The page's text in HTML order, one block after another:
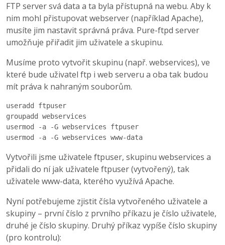
FTP server svá data a ta byla přístupná na webu. Aby k
nim mohl přistupovat webserver (například Apache),
musíte jim nastavit správná práva. Pure-ftpd server
umožňuje přiřadit jim uživatele a skupinu.
Musíme proto vytvořit skupinu (např. webservices), ve
které bude uživatel ftp i web serveru a oba tak budou
mít práva k nahraným souborům.
useradd ftpuser
groupadd webservices
usermod -a -G webservices ftpuser
usermod -a -G webservices www-data
Vytvořili jsme uživatele ftpuser, skupinu webservices a
přidali do ní jak uživatele ftpuser (vytvořený), tak
uživatele www-data, kterého využívá Apache.
Nyní potřebujeme zjistit čísla vytvořeného uživatele a
skupiny – první číslo z prvního příkazu je číslo uživatele,
druhé je číslo skupiny. Druhý příkaz vypíše číslo skupiny
(pro kontrolu):